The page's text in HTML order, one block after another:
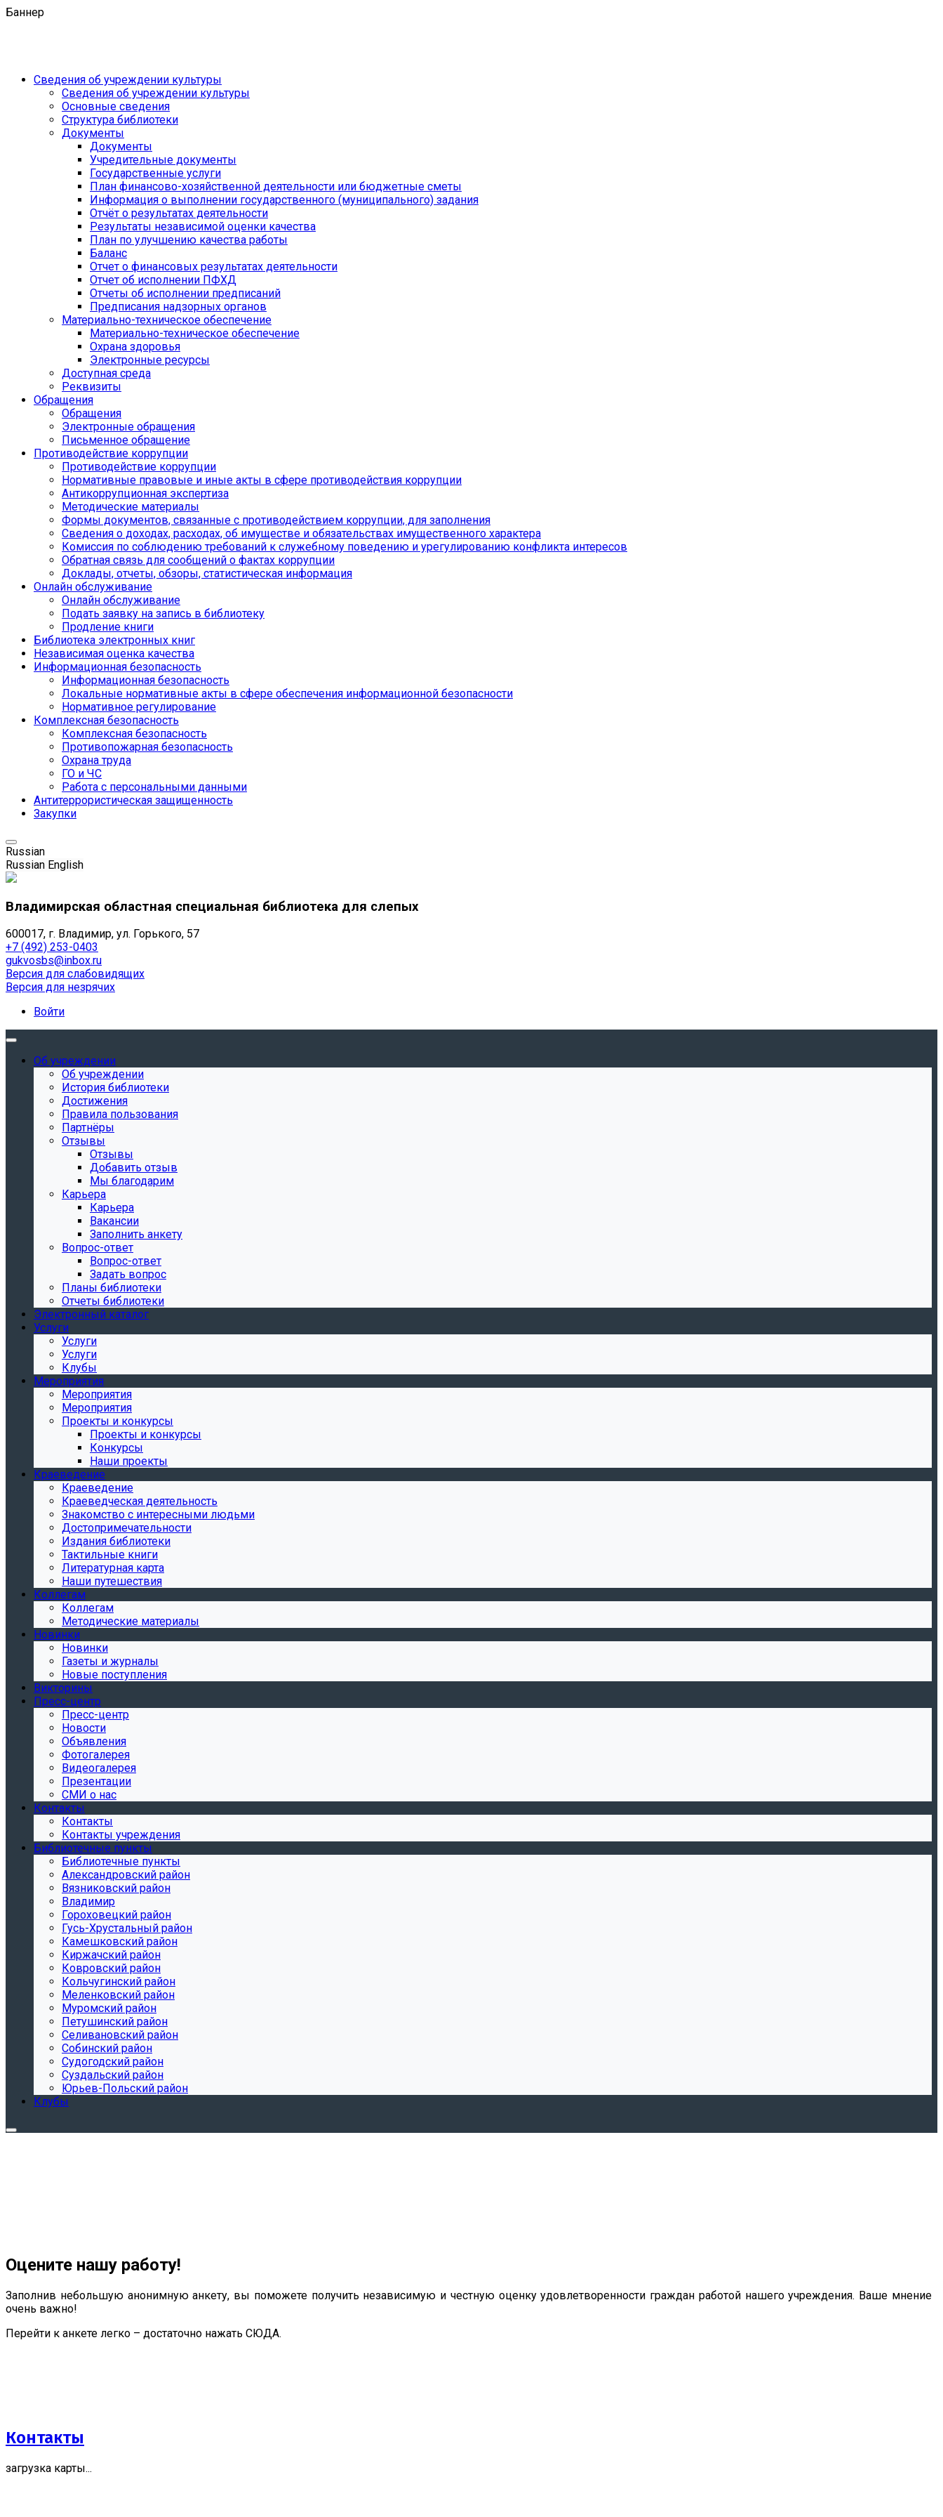
Баннер
Сведения об учреждении культуры
Сведения об учреждении культуры
Основные сведения
Структура библиотеки
Документы
Документы
Учредительные документы
Государственные услуги
План финансово-хозяйственной деятельности или бюджетные сметы
Информация о выполнении государственного (муниципального) задания
Отчёт о результатах деятельности
Результаты независимой оценки качества
План по улучшению качества работы
Баланс
Отчет о финансовых результатах деятельности
Отчет об исполнении ПФХД
Отчеты об исполнении предписаний
Предписания надзорных органов
Материально-техническое обеспечение
Материально-техническое обеспечение
Охрана здоровья
Электронные ресурсы
Доступная среда
Реквизиты
Обращения
Обращения
Электронные обращения
Письменное обращение
Противодействие коррупции
Противодействие коррупции
Нормативные правовые и иные акты в сфере противодействия коррупции
Антикоррупционная экспертиза
Методические материалы
Формы документов, связанные с противодействием коррупции, для заполнения
Сведения о доходах, расходах, об имуществе и обязательствах имущественного характера
Комиссия по соблюдению требований к служебному поведению и урегулированию конфликта интересов
Обратная связь для сообщений о фактах коррупции
Доклады, отчеты, обзоры, статистическая информация
Онлайн обслуживание
Онлайн обслуживание
Подать заявку на запись в библиотеку
Продление книги
Библиотека электронных книг
Независимая оценка качества
Информационная безопасность
Информационная безопасность
Локальные нормативные акты в сфере обеспечения информационной безопасности
Нормативное регулирование
Комплексная безопасность
Комплексная безопасность
Противопожарная безопасность
Охрана труда
ГО и ЧС
Работа с персональными данными
Антитеррористическая защищенность
Закупки
Russian
Russian English
Владимирская областная специальная библиотека для слепых
600017, г. Владимир, ул. Горького, 57
+7 (492) 253-0403
gukvosbs@inbox.ru
Версия для слабовидящих
Версия для незрячих
Войти
Об учреждении
Об учреждении
История библиотеки
Достижения
Правила пользования
Партнёры
Отзывы
Отзывы
Добавить отзыв
Мы благодарим
Карьера
Карьера
Вакансии
Заполнить анкету
Вопрос-ответ
Вопрос-ответ
Задать вопрос
Планы библиотеки
Отчеты библиотеки
Электронный каталог
Услуги
Услуги
Услуги
Клубы
Мероприятия
Мероприятия
Мероприятия
Проекты и конкурсы
Проекты и конкурсы
Конкурсы
Наши проекты
Краеведение
Краеведение
Краеведческая деятельность
Знакомство с интересными людьми
Достопримечательности
Издания библиотеки
Тактильные книги
Литературная карта
Наши путешествия
Коллегам
Коллегам
Методические материалы
Новинки
Новинки
Газеты и журналы
Новые поступления
Викторины
Пресс-центр
Пресс-центр
Новости
Объявления
Фотогалерея
Видеогалерея
Презентации
СМИ о нас
Контакты
Контакты
Контакты учреждения
Библиотечные пункты
Библиотечные пункты
Александровский район
Вязниковский район
Владимир
Гороховецкий район
Гусь-Хрустальный район
Камешковский район
Киржачский район
Ковровский район
Кольчугинский район
Меленковский район
Муромский район
Петушинский район
Селивановский район
Собинский район
Судогодский район
Суздальский район
Юрьев-Польский район
Клубы
Оцените нашу работу!
Заполнив небольшую анонимную анкету, вы поможете получить независимую и честную оценку удовлетворенности граждан работой нашего учреждения. Ваше мнение
очень важно!
Перейти к анкете легко – достаточно нажать СЮДА.
Контакты
загрузка карты...